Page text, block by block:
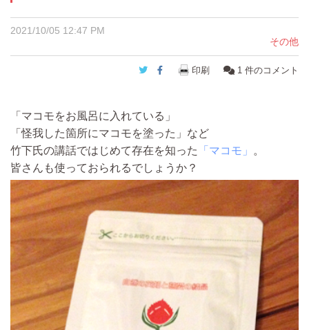
2021/10/05 12:47 PM
その他
Twitter
Facebook
印刷 1 件のコメント
「マコモをお風呂に入れている」
「怪我した箇所にマコモを塗った」など
竹下氏の講話ではじめて存在を知った
「マコモ」
。
皆さんも使っておられるでしょうか？